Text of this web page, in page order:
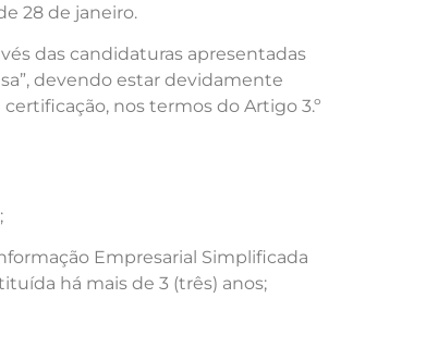
28 de janeiro.
das candidaturas apresentadas
devendo estar devidamente
nos termos do Artigo 3.º
Empresarial Simplificada
há mais de 3 (três) anos;